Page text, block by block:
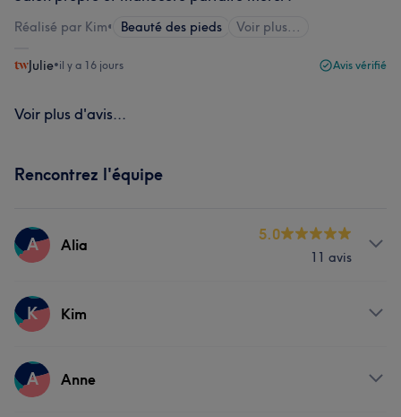
Réalisé par Kim• Beauté des pieds Voir plus...
Julie•il y a 16 jours Avis vérifié
Voir plus d'avis...
Rencontrez l'équipe
A Alia
5.0
11 avis
Prestations
K Kim
Prestations
A Anne